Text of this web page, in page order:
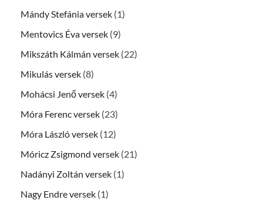
Mándy Stefánia versek (1)
Mentovics Éva versek (9)
Mikszáth Kálmán versek (22)
Mikulás versek (8)
Mohácsi Jenő versek (4)
Móra Ferenc versek (23)
Móra László versek (12)
Móricz Zsigmond versek (21)
Nadányi Zoltán versek (1)
Nagy Endre versek (1)